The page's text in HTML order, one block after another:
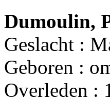
Dumoulin,
Geslacht :
Geboren :
Overleden :